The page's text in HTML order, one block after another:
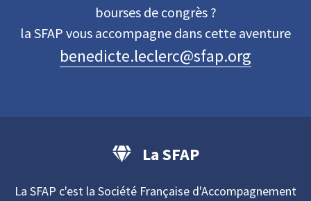
bourses de congrès ?
la SFAP vous accompagne dans cette aventure
benedicte.leclerc@sfap.org
La SFAP
La SFAP c'est la Société Française d'Accompagnement